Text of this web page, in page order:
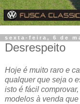
sexta-feira, 6 de
Desrespeito
Hoje é muito raro e
qualquer que seja o
isto é fácil
modelos à venda